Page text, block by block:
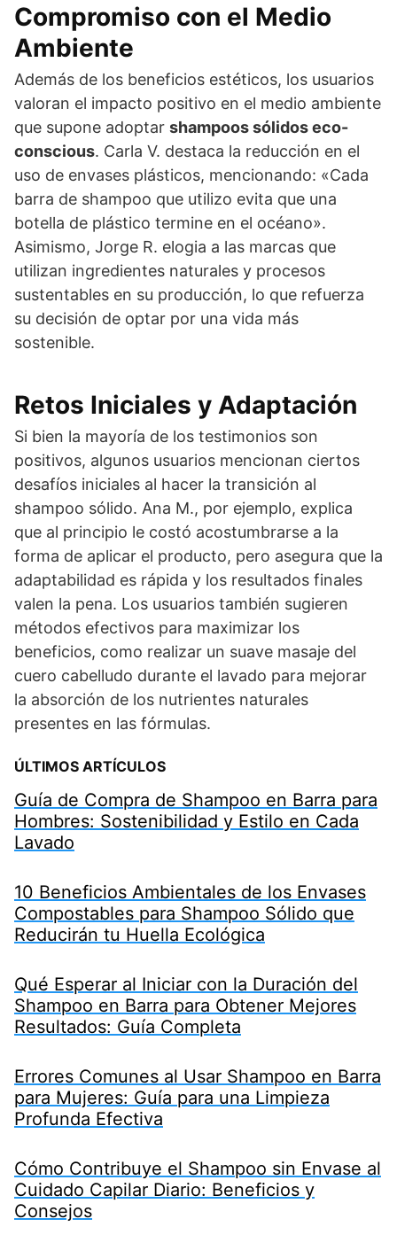
Compromiso con el Medio
Ambiente
Además de los beneficios estéticos, los usuarios
valoran el impacto positivo en el medio ambiente
que supone adoptar shampoos sólidos eco-
conscious. Carla V. destaca la reducción en el
uso de envases plásticos, mencionando: «Cada
barra de shampoo que utilizo evita que una
botella de plástico termine en el océano».
Asimismo, Jorge R. elogia a las marcas que
utilizan ingredientes naturales y procesos
sustentables en su producción, lo que refuerza
su decisión de optar por una vida más
sostenible.
Retos Iniciales y Adaptación
Si bien la mayoría de los testimonios son
positivos, algunos usuarios mencionan ciertos
desafíos iniciales al hacer la transición al
shampoo sólido. Ana M., por ejemplo, explica
que al principio le costó acostumbrarse a la
forma de aplicar el producto, pero asegura que la
adaptabilidad es rápida y los resultados finales
valen la pena. Los usuarios también sugieren
métodos efectivos para maximizar los
beneficios, como realizar un suave masaje del
cuero cabelludo durante el lavado para mejorar
la absorción de los nutrientes naturales
presentes en las fórmulas.
ÚLTIMOS ARTÍCULOS
Guía de Compra de Shampoo en Barra para
Hombres: Sostenibilidad y Estilo en Cada
Lavado
10 Beneficios Ambientales de los Envases
Compostables para Shampoo Sólido que
Reducirán tu Huella Ecológica
Qué Esperar al Iniciar con la Duración del
Shampoo en Barra para Obtener Mejores
Resultados: Guía Completa
Errores Comunes al Usar Shampoo en Barra
para Mujeres: Guía para una Limpieza
Profunda Efectiva
Cómo Contribuye el Shampoo sin Envase al
Cuidado Capilar Diario: Beneficios y
Consejos